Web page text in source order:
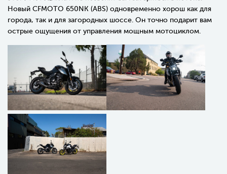
Новый CFMOTO 650NK (ABS) одновременно хорош как для
города, так и для загородных шоссе. Он точно подарит вам
острые ощущения от управления мощным мотоциклом.